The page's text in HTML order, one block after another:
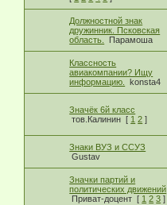
Должностной знак
дружинник. Псковская
область.
Парамоша
Классность
авиакомпании? Ищу
информацию.
konsta4
Значёк 6й класс
тов.Калинин [ 1 2 ]
Знаки ВУЗ и ССУЗ
Gustav
Значки партий и
политических движений
Приват-доцент [ 1 2 3 ]